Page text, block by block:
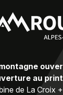
au
de La Croix